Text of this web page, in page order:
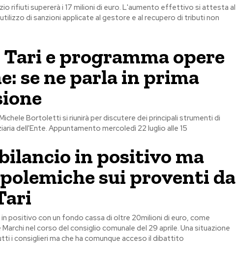
rifiuti supererà i 17 milioni di euro. L'aumento effettivo si attesta al
di sanzioni applicate al gestore e al recupero di tributi non
e programma opere
se ne parla in prima
Bortoletti si riunirà per discutere dei principali strumenti di
dell'Ente. Appuntamento mercoledì 22 luglio alle 15
in positivo ma
sui proventi da
positivo con un fondo cassa di oltre 20milioni di euro, come
nel corso del consiglio comunale del 29 aprile. Una situazione
i consiglieri ma che ha comunque acceso il dibattito